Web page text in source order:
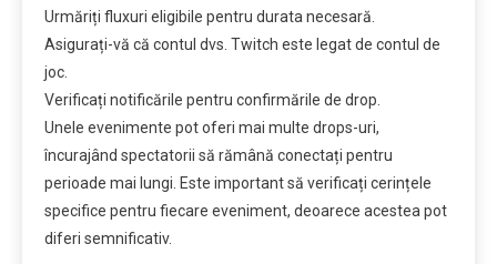
Urmăriți fluxuri eligibile pentru durata necesară.
Asigurați-vă că contul dvs. Twitch este legat de contul de
joc.
Verificați notificările pentru confirmările de drop.
Unele evenimente pot oferi mai multe drops-uri,
încurajând spectatorii să rămână conectați pentru
perioade mai lungi. Este important să verificați cerințele
specifice pentru fiecare eveniment, deoarece acestea pot
diferi semnificativ.